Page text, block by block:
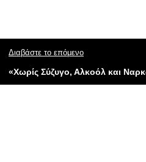
Διαβάστε το επόμενο
«Χωρίς Σύζυγο, Αλκοόλ και